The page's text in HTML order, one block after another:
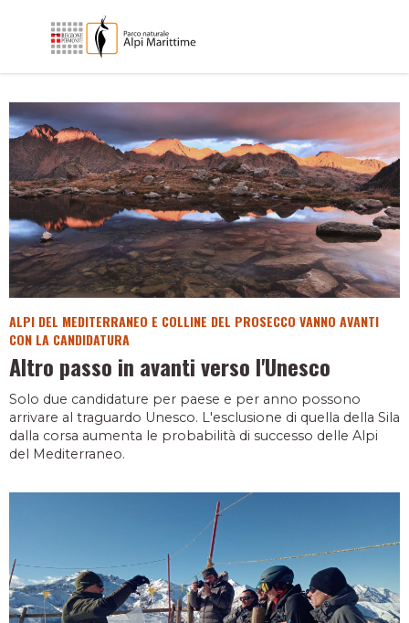
ALPI DEL MEDITERRANEO E COLLINE DEL PROSECCO VANNO AVANTI
CON LA CANDIDATURA
Altro passo in avanti verso l'Unesco
Solo due candidature per paese e per anno possono
arrivare al traguardo Unesco. L'esclusione di quella della Sila
dalla corsa aumenta le probabilità di successo delle Alpi
del Mediterraneo.